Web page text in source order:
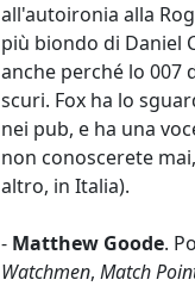
all'autoironia alla
più biondo di Daniel
anche perché lo 007
scuri. Fox ha lo
nei pub, e ha una
non conoscerete
altro, in Italia).
- Matthew Goode.
Watchmen, Match